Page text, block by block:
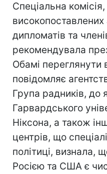
Спеціальна
дипломатів та
рекомендувала
Обамі переглянути
повідомляє
Група радників, до
Гарвардського
Ніксона, а також
центрів, що
політиці, визнала,
Росією та США є